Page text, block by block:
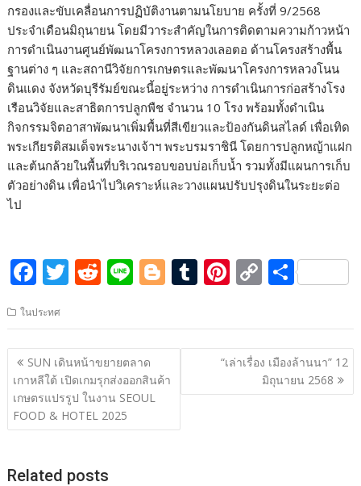
กรองและขับเคลื่อนการปฏิบัติงานตามนโยบาย ครั้งที่ 9/2568
ประจำเดือนมิถุนายน โดยมีวาระสำคัญในการติดตามความก้าวหน้า
การดำเนินงานศูนย์พัฒนาโครงการหลวงเลอตอ ด้านโครงสร้างพื้น
ฐานต่าง ๆ และสถานีวิจัยการเกษตรและพัฒนาโครงการหลวงโนน
ดินแดง จังหวัดบุรีรัมย์ขณะนี้อยู่ระหว่าง การดำเนินการก่อสร้างโรง
เรือนวิจัยและสาธิตการปลูกพืช จำนวน 10 โรง พร้อมทั้งดำเนิน
กิจกรรมจิตอาสาพัฒนาเพิ่มพื้นที่สีเขียวและป้องกันดินสไลด์ เพื่อเทิด
พระเกียรติสมเด็จพระนางเจ้าฯ พระบรมราชินี โดยการปลูกหญ้าแฝก
และต้นกล้วยในพื้นที่บริเวณรอบขอบบ่อเก็บน้ำ รวมทั้งมีแผนการเก็บ
ตัวอย่างดิน เพื่อนำไปวิเคราะห์และวางแผนปรับปรุงดินในระยะต่อ
ไป
F
e
b
o
o
k
T
itt
er
R
d
di
t
Li
e
Bl
g
g
er
T
m
bl
Pi
er
e
st
C
p
y
Li
n
S
ar
e
ในประทศ
แนะแนว
เรื่อง
SUN เดินหน้าขยายตลาด
เกาหลีใต้ เปิดเกมรุกส่งออกสินค้า
เกษตรแปรรูป ในงาน SEOUL
FOOD & HOTEL 2025
“เล่าเรื่อง เมืองล้านนา” 12
มิถุนายน 2568
Related posts